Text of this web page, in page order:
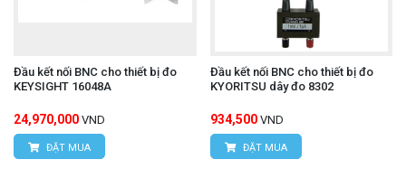
Đầu kết nối BNC cho thiết bị đo
KEYSIGHT 16048A
24,970,000 VND
ĐẶT MUA
Đầu kết nối BNC cho thiết bị đo
KYORITSU dây đo 8302
934,500 VND
ĐẶT MUA